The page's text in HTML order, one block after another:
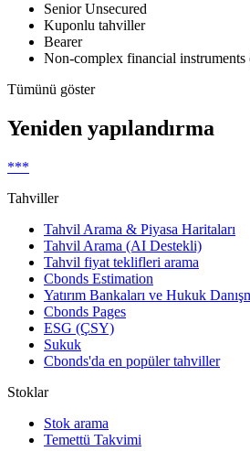
Senior Unsecured
Kuponlu tahviller
Bearer
Non-complex financial
Tümünü göster
Yeniden yapılandırma
***
Tahviller
Tahvil Arama & Piyasa Haritaları
Tahvil Arama (AI Destekli)
Tahvil fiyat teklifleri arama
Cbonds Estimation
Yatırım Bankaları ve Hukuk
Cbonds Pages
ESG (ÇSY)
Sukuk
Cbonds'da en popüler tahviller
Stoklar
Stok arama
Temettü Takvimi